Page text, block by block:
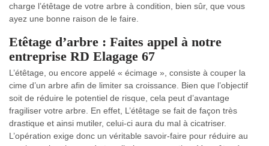
charge l’étêtage de votre arbre à condition, bien sûr, que vous
ayez une bonne raison de le faire.
Etêtage d’arbre : Faites appel à notre
entreprise RD Elagage 67
L’étêtage, ou encore appelé « écimage », consiste à couper la
cime d’un arbre afin de limiter sa croissance. Bien que l’objectif
soit de réduire le potentiel de risque, cela peut d’avantage
fragiliser votre arbre. En effet, L’étêtage se fait de façon très
drastique et ainsi mutiler, celui-ci aura du mal à cicatriser.
L’opération exige donc un véritable savoir-faire pour réduire au